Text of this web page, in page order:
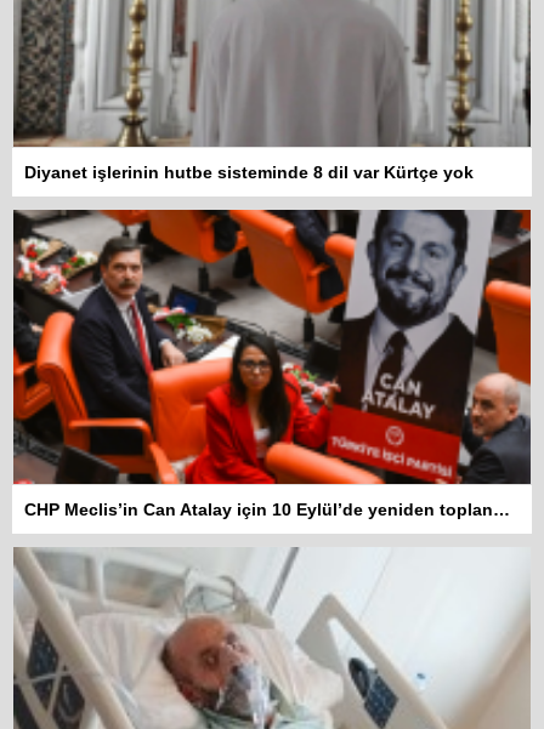
Diyanet işlerinin hutbe sisteminde 8 dil var Kürtçe yok
CHP Meclis’in Can Atalay için 10 Eylül’de yeniden toplanmasını istedi